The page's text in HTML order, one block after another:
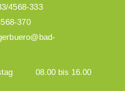
4568-333
370
08.00 bis 16.00